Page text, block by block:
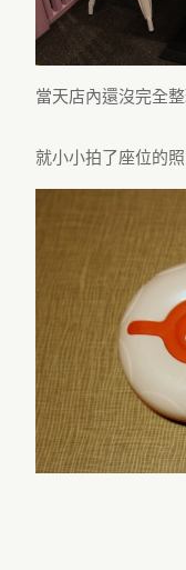
當天店內還沒完全
就小小拍了座位的照